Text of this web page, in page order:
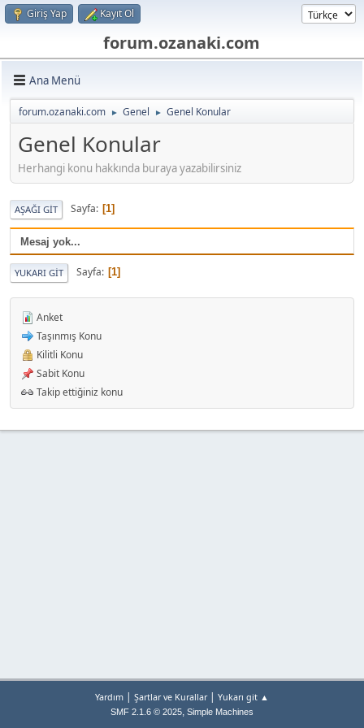
Giriş Yap Kayıt Ol
forum.ozanaki.com
Ana Menü
forum.ozanaki.com ► Genel ► Genel Konular
Genel Konular
Herhangi konu hakkında buraya yazabilirsiniz
AŞAĞI GIT Sayfa 1
Mesaj yok...
YUKARI GIT Sayfa 1
Anket
Taşınmış Konu
Kilitli Konu
Sabit Konu
Takip ettiğiniz konu
Yardım | Şartlar ve Kurallar| Yukarı git ▲
SMF 2.1.6 © 2025, Simple Machines